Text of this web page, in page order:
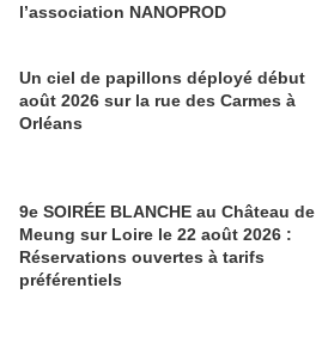
l’association NANOPROD
Un ciel de papillons déployé début
août 2026 sur la rue des Carmes à
Orléans
9e SOIRÉE BLANCHE au Château de
Meung sur Loire le 22 août 2026 :
Réservations ouvertes à tarifs
préférentiels